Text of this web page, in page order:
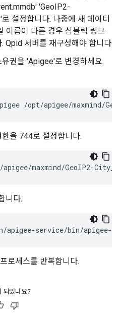
'GeoIP2-
설정합니다. 나중에 새 데이터
이름이 다른 경우 심볼릭 링크
Qpid 서버를 재구성해야 합니다
권을 'Apigee'로 변경하세요.
/opt/apigee/maxmind/
을 744로 설정합니다.
maxmind/GeoIP2-
니다.
apigee-service/bin/apigee-
로세스를 반복합니다.
되었나요?